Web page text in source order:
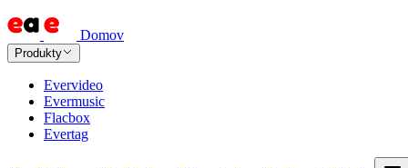
Domov
Produkty
Evervideo
Evermusic
Flacbox
Evertag